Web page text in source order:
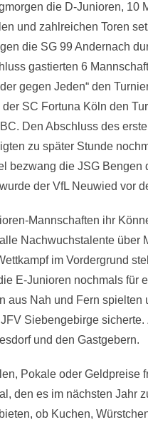
die D-Junioren, 10
und zahlreichen Toren
die SG 99 Andernach
gastierten 6
gegen Jeden“ den
SC Fortuna Köln den
Den Abschluss des
zu später Stunde
bezwang die JSG Bengen
der VfL Neuwied vor
Mannschaften ihr
Nachwuchstalente über
im Vordergrund
E-Junioren nochmals für
aus Nah und Fern spielten
Siebengebirge
und den Gastgebern.
Pokale oder Geldpreise
den es im nächsten Jahr
ob Kuchen,